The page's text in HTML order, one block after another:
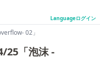
Languageログイン
02」
「泡沫 -